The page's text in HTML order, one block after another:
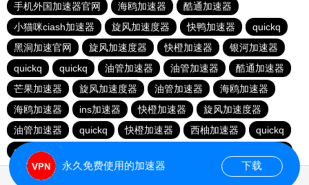
手机外国加速器官网
海鸥加速器
酷通加速器
小猫咪ciash加速器
旋风加速度器 快鸭加速器
quickq
黑洞加速官网
旋风加速度器 快橙加速器
银河加速器
quickq
quickq 油管加速器 油管加速器
酷通加速器
芒果加速器
旋风加速度器 油管加速器
海鸥加速器
海鸥加速器
ins加速器 快橙加速器
旋风加速度器
油管加速器
quickq 快橙加速器 西柚加速器
quickq
quickq
永久免费使用的加速器 下载